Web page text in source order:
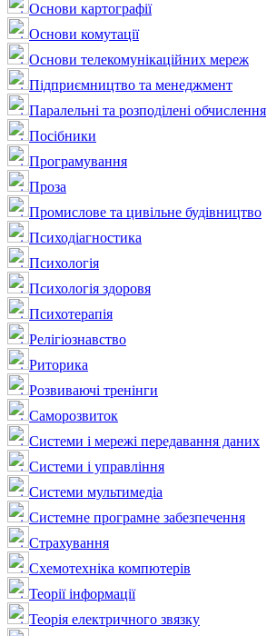
Основи картографії
Основи комутації
Основи телекомунікаційних мереж
Підприємництво та менеджмент
Паралельні та розподілені обчислення
Посібники
Програмування
Проза
Промислове та цивільне будівництво
Психодіагностика
Психологія
Психологія здоровя
Психотерапія
Релігіознавство
Риторика
Розвиваючі тренінги
Саморозвиток
Системи і мережі передавання даних
Системи і управління
Системи мультимедіа
Системне програмне забезпечення
Страхування
Схемотехніка компютерів
Теорії інформації
Теорія електричного звязку